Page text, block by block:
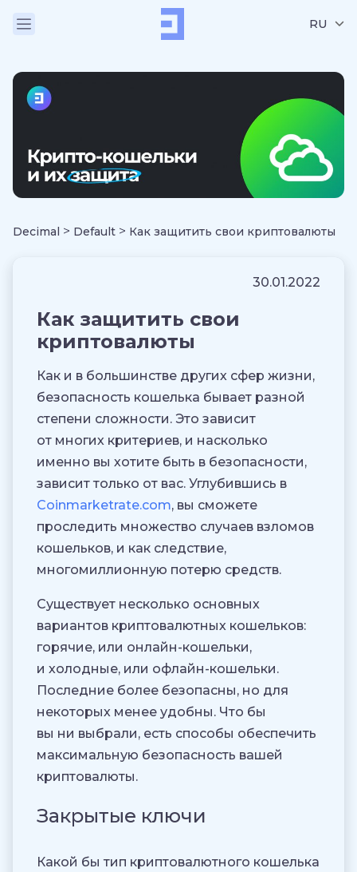
RU
Decimal > Default > Как защитить свои криптовалюты
30.01.2022
Как защитить свои
криптовалюты
Как и в большинстве других сфер жизни,
безопасность кошелька бывает разной
степени сложности. Это зависит
от многих критериев, и насколько
именно вы хотите быть в безопасности,
зависит только от вас. Углубившись в
Coinmarketrate.com, вы сможете
проследить множество случаев взломов
кошельков, и как следствие,
многомиллионную потерю средств.
Существует несколько основных
вариантов криптовалютных кошельков:
горячие, или онлайн-кошельки,
и холодные, или офлайн-кошельки.
Последние более безопасны, но для
некоторых менее удобны. Что бы
вы ни выбрали, есть способы обеспечить
максимальную безопасность вашей
криптовалюты.
Закрытые ключи
Какой бы тип криптовалютного кошелька